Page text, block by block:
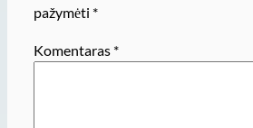
pažymėti *
Komentaras *